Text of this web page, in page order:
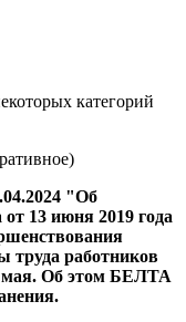
"Об
13 июня 2019 года
труда работников
мая. Об этом БЕЛТА